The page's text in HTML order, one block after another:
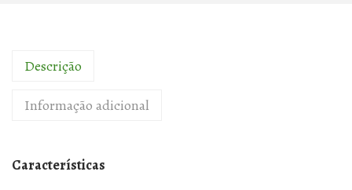
Descrição
Informação adicional
Características